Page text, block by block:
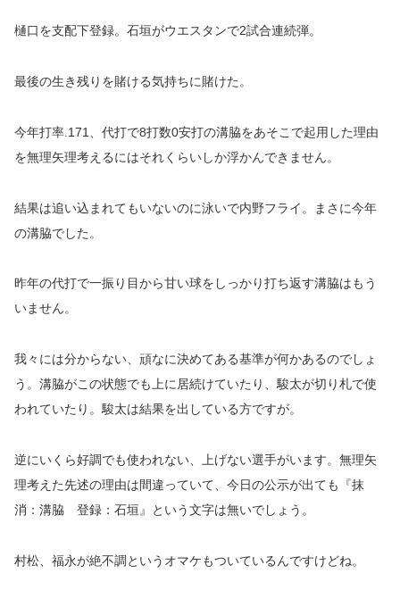
樋口を支配下登録。石垣がウエスタンで2試合連続弾。
最後の生き残りを賭ける気持ちに賭けた。
今年打率.171、代打で8打数0安打の溝脇をあそこで起用した理由
を無理矢理考えるにはそれくらいしか浮かんできません。
結果は追い込まれてもいないのに泳いで内野フライ。まさに今年
の溝脇でした。
昨年の代打で一振り目から甘い球をしっかり打ち返す溝脇はもう
いません。
我々には分からない、頑なに決めてある基準が何かあるのでしょ
う。溝脇がこの状態でも上に居続けていたり、駿太が切り札で使
われていたり。駿太は結果を出している方ですが。
逆にいくら好調でも使われない、上げない選手がいます。無理矢
理考えた先述の理由は間違っていて、今日の公示が出ても『抹
消：溝脇 登録：石垣』という文字は無いでしょう。
村松、福永が絶不調というオマケもついているんですけどね。